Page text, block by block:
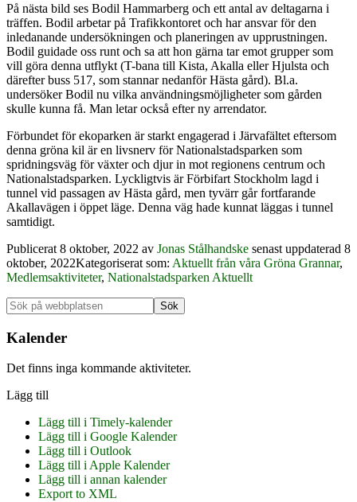
På nästa bild ses Bodil Hammarberg och ett antal av deltagarna i
träffen. Bodil arbetar på Trafikkontoret och har ansvar för den
inledanande undersökningen och planeringen av upprustningen.
Bodil guidade oss runt och sa att hon gärna tar emot grupper som
vill göra denna utflykt (T-bana till Kista, Akalla eller Hjulsta och
därefter buss 517, som stannar nedanför Hästa gård). Bl.a.
undersöker Bodil nu vilka användningsmöjligheter som gården
skulle kunna få. Man letar också efter ny arrendator.
Förbundet för ekoparken är starkt engagerad i Järvafältet eftersom
denna gröna kil är en livsnerv för Nationalstadsparken som
spridningsväg för växter och djur in mot regionens centrum och
Nationalstadsparken. Lyckligtvis är Förbifart Stockholm lagd i
tunnel vid passagen av Hästa gård, men tyvärr går fortfarande
Akallavägen i öppet läge. Denna väg hade kunnat läggas i tunnel
samtidigt.
Publicerat 8 oktober, 2022 av Jonas Stålhandske senast uppdaterad 8
oktober, 2022Kategoriserat som: Aktuellt från våra Gröna Grannar,
Medlemsaktiviteter, Nationalstadsparken Aktuellt
Primärt
sidofält
Sök
på
webbplatsen
Kalender
Det finns inga kommande aktiviteter.
Lägg till
Lägg till i Timely-kalender
Lägg till i Google Kalender
Lägg till i Outlook
Lägg till i Apple Kalender
Lägg till i annan kalender
Export to XML